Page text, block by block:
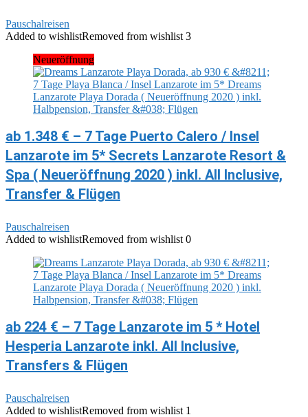
Pauschalreisen
Added to wishlistRemoved from wishlist 3
Neueröffnung
ab 1.348 € – 7 Tage Puerto Calero / Insel
Lanzarote im 5* Secrets Lanzarote Resort &
Spa ( Neueröffnung 2020 ) inkl. All Inclusive,
Transfer & Flügen
Pauschalreisen
Added to wishlistRemoved from wishlist 0
ab 224 € – 7 Tage Lanzarote im 5 * Hotel
Hesperia Lanzarote inkl. All Inclusive,
Transfers & Flügen
Pauschalreisen
Added to wishlistRemoved from wishlist 1